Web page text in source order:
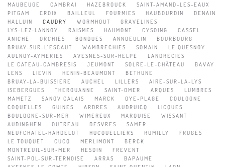
MAUBEUGE
CAMBRAI HAZEBROUCK
SAINT-AMAND-LES-EAUX
PITGAM
CROIX BAILLEUL FOURMIES HAUBOURDIN
DENAIN
HALLUIN
CAUDRY WORMHOUT
GRAVELINES
LYS-LEZ-LANNOY
RAISMES HAUMONT CYSOING
CASSEL
ANICHE
ORCHIES BONDUES ANNOEULIN
BOURBOURG
BRUAY-SUR-L'ESCAUT
WAMBRECHIES SOMAIN
LE QUESNOY
AULNOY-AYMERIES
AVESNES-SUR-HELPE
LANDRECIES
LE CATEAU-CAMBRESIS
JEUMONT SOLRE-LE-CHÂTEAU
BAVAY
LENS
LIEVIN HENIN-BEAUMONT
BETHUNE
BRUAY-LA-BUISSIERE
AUCHEL LILLERS
AIRE-SUR-LA-LYS
ISEBERGUES
THEROUANNE SAINT-OMER ARQUES
LUMBRES
MAMETZ
SANOV CALAIS MARCK OYE-PLAGE
COULOGNE
COQUELLES
GUINES ARDRES AUDRUICQ
LICQUES
BOULOGNE-SUR-MER
WIMEREUX MARQUISE
WISSANT
AUDINGHEN
OUTREAU DESVRES
SAMER
NEUFCHATEL-HARDELOT
HUCQUELLIERS RUMILLY
FRUGES
LE TOUQUET
CUCQ MERLIMONT
BERCK
MONTREUIL-SUR-MER
HESDIN
FREVENT
SAINT-POL-SUR-TERNOISE
ARRAS
BAPAUME